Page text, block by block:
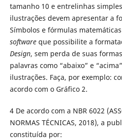
tamanho 10 e entrelinhas
ilustrações devem apresentar a
Símbolos e fórmulas
softwareque possibilite a
Design, sem perda de suas
palavras como “abaixo” e
ilustrações. Faça, por exemplo:
acordo com o Gráfico 2.
4 De acordo com a NBR 6022
NORMAS TÉCNICAS, 2018), a
constituída por: